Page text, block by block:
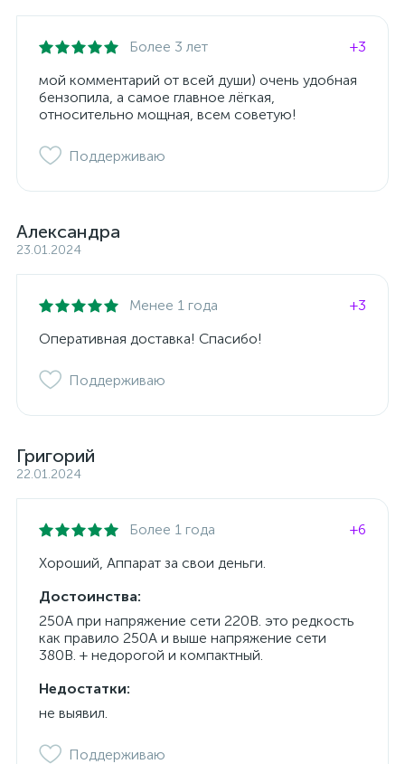
Более 3 лет
+3
мой комментарий от всей души) очень удобная
бензопила, а самое главное лёгкая,
относительно мощная, всем советую!
Поддерживаю
Александра
23.01.2024
Менее 1 года
+3
Оперативная доставка! Спасибо!
Поддерживаю
Григорий
22.01.2024
Более 1 года
+6
Хороший, Аппарат за свои деньги.
Достоинства:
250А при напряжение сети 220В. это редкость
как правило 250А и выше напряжение сети
380В. + недорогой и компактный.
Недостатки:
не выявил.
Поддерживаю